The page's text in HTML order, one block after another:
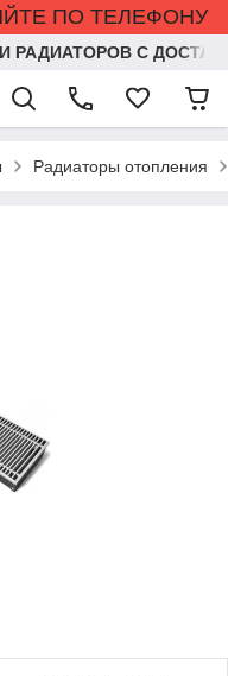
ПО ТЕЛЕФОНУ
РАДИАТОРОВ С
Радиаторы отопления